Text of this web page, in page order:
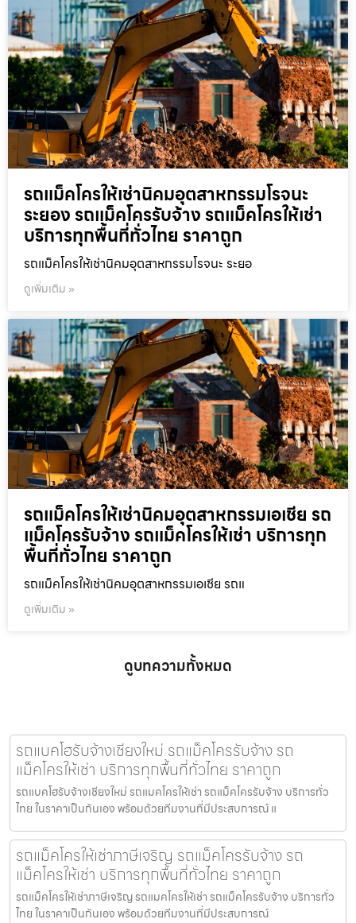
รถแม็คโครให้เช่านิคมอุตสาหกรรมโรจนะ
ระยอง รถแม็คโครรับจ้าง รถแม็คโครให้เช่า
บริการทุกพื้นที่ทั่วไทย ราคาถูก
รถแม็คโครให้เช่านิคมอุตสาหกรรมโรจนะ ระยอ
ดูเพิ่มเติม »
รถแม็คโครให้เช่านิคมอุตสาหกรรมเอเชีย รถ
แม็คโครรับจ้าง รถแม็คโครให้เช่า บริการทุก
พื้นที่ทั่วไทย ราคาถูก
รถแม็คโครให้เช่านิคมอุตสาหกรรมเอเชีย รถแ
ดูเพิ่มเติม »
ดูบทความทั้งหมด
รถแบคโฮรับจ้างเชียงใหม่ รถแม็คโครรับจ้าง รถ
แม็คโครให้เช่า บริการทุกพื้นที่ทั่วไทย ราคาถูก
รถแบคโฮรับจ้างเชียงใหม่ รถแมคโครให้เช่า รถแม็คโครรับจ้าง บริการทั่ว
ไทย ในราคาเป็นกันเอง พร้อมด้วยทีมงานที่มีประสบการณ์ แ
รถแม็คโครให้เช่าภาษีเจริญ รถแม็คโครรับจ้าง รถ
แม็คโครให้เช่า บริการทุกพื้นที่ทั่วไทย ราคาถูก
รถแม็คโครให้เช่าภาษีเจริญ รถแมคโครให้เช่า รถแม็คโครรับจ้าง บริการทั่ว
ไทย ในราคาเป็นกันเอง พร้อมด้วยทีมงานที่มีประสบการณ์